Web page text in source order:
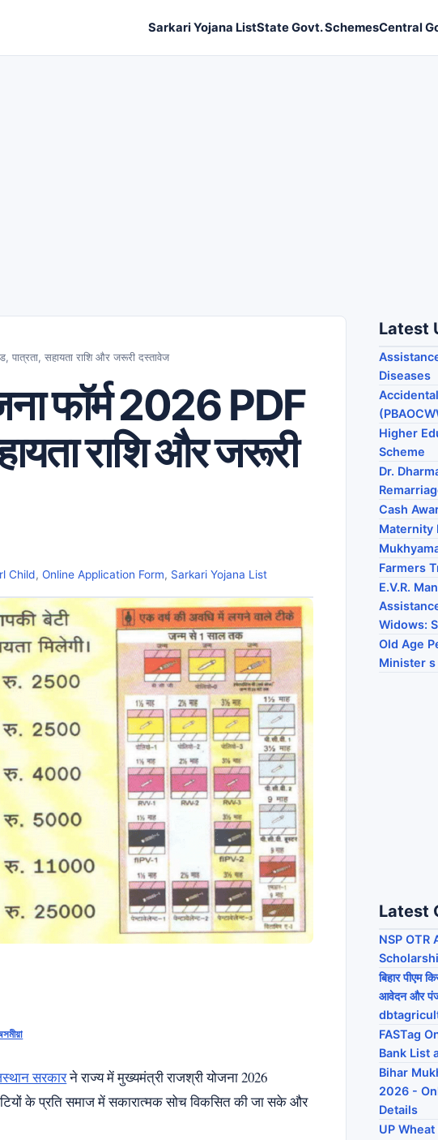
Sarkari Yojana ListState Govt. SchemesCentral
पात्रता, सहायता राशि और जरूरी दस्तावेज
फॉर्म 2026 PDF
राशि और जरूरी
Child,Online Application Form, Sarkari Yojana List
सरकारने राज्य में मुख्यमंत्री राजश्री योजना 2026
के प्रति समाज में सकारात्मक सोच विकसित की जा सके और
Latest
Diseases
Higher
Scheme
Dr.
Cash
Maternity
Farmers
E.V.R.
Widows:
Old Age
Minister s
Latest
NSP
बिहार पीएम
आवेदन और
FASTag
Bank List
Bihar
2026 -
Details
UP